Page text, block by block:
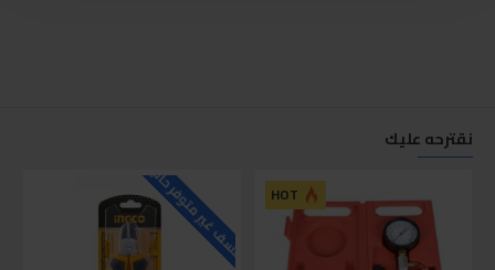
نقترحه عليك
HOT للاسف غير متوفر حاليا